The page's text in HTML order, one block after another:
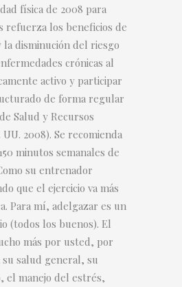
física de 2008 para
refuerza los beneficios de
la disminución del riesgo
crónicas al
activo y participar
de forma regular
Salud y Recursos
2008). Se recomienda
minutos semanales de
su entrenador
que el ejercicio va más
Para mí, adelgazar es un
(todos los buenos). El
más por usted, por
salud general, su
el manejo del estrés,